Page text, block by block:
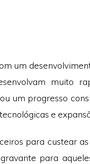
um
muito
um progresso
e
para custear
para